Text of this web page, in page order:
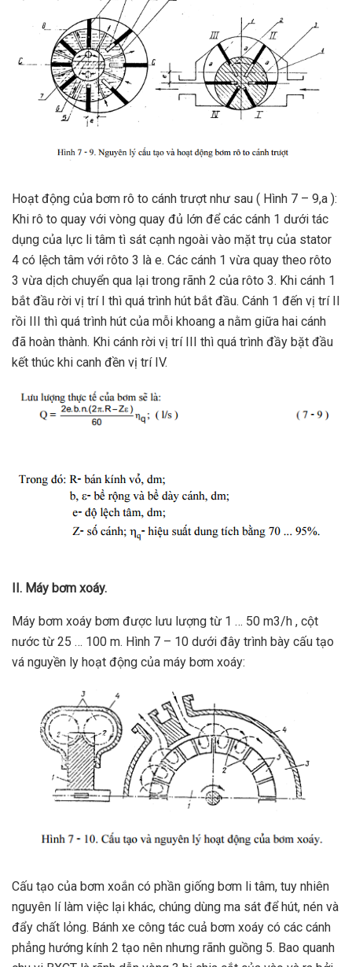
Hoạt động của bơm rô to cánh trượt như sau ( Hình 7 – 9,a ):
Khi rô to quay với vòng quay đủ lớn để các cánh 1 dưới tác
dụng của lực li tâm tì sát cạnh ngoài vào mặt trụ của stator
4 có lệch tâm với rôto 3 là e. Các cánh 1 vừa quay theo rôto
3 vừa dịch chuyển qua lại trong rãnh 2 của rôto 3. Khi cánh 1
bắt đầu rời vị trí I thì quá trình hút bắt đầu. Cánh 1 đến vị trí II
rồi III thì quá trình hút của mỗi khoang a nằm giữa hai cánh
đã hoàn thành. Khi cánh rời vị trí III thì quá trình đầy bặt đầu
kết thúc khi canh đền vị trí IV.
II. Máy bơm xoáy.
Máy bơm xoáy bơm được lưu lượng từ 1 … 50 m3/h , cột
nước từ 25 … 100 m. Hình 7 – 10 dưới đây trình bày cấu tạo
vá nguyền ly hoạt động của máy bơm xoáy:
Cấu tạo của bơm xoắn có phần giống bơm li tâm, tuy nhiên
nguyên lí làm việc lại khác, chúng dùng ma sát để hút, nén và
đẩy chất lỏng. Bánh xe công tác cuả bơm xoáy có các cánh
phẳng hướng kính 2 tạo nên nhưng rãnh guồng 5. Bao quanh